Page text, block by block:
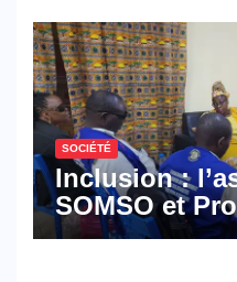
SOCIÉTÉ
Inclusion :
SOMSO et
militent en